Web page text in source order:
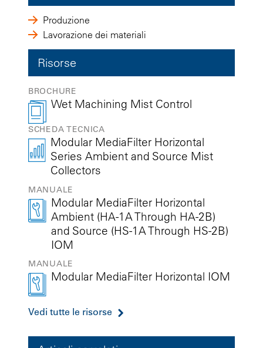
Produzione
Lavorazione dei materiali
Risorse
BROCHURE
Wet Machining Mist Control
SCHEDA TECNICA
Modular MediaFilter Horizontal
Series Ambient and Source Mist
Collectors
MANUALE
Modular MediaFilter Horizontal
Ambient (HA-1A Through HA-2B)
and Source (HS-1A Through HS-2B)
IOM
MANUALE
Modular MediaFilter Horizontal IOM
Vedi tutte le risorse